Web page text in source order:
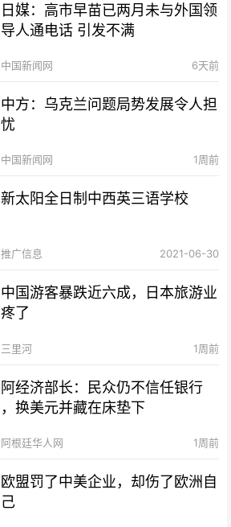
日媒：高市早苗已两月未与外国领
导人通电话 引发不满
中国新闻网 6天前
中方：乌克兰问题局势发展令人担
忧
中国新闻网 1周前
新太阳全日制中西英三语学校
推广信息 2021-06-30
中国游客暴跌近六成，日本旅游业
疼了
三里河 1周前
阿经济部长：民众仍不信任银行
，换美元并藏在床垫下
阿根廷华人网 1周前
欧盟罚了中美企业，却伤了欧洲自
己